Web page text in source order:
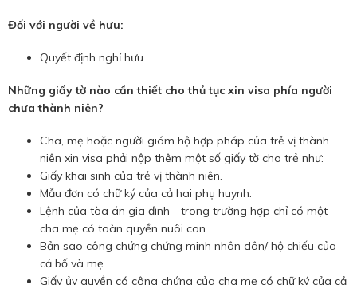
Đối với người về hưu:
Quyết định nghỉ hưu.
Những giấy tờ nào cần thiết cho thủ tục xin visa phía người
chưa thành niên?
Cha, mẹ hoặc người giám hộ hợp pháp của trẻ vị thành
niên xin visa phải nộp thêm một số giấy tờ cho trẻ như:
Giấy khai sinh của trẻ vị thành niên.
Mẫu đơn có chữ ký của cả hai phụ huynh.
Lệnh của tòa án gia đình - trong trường hợp chỉ có một
cha mẹ có toàn quyền nuôi con.
Bản sao công chứng chứng minh nhân dân/ hộ chiếu của
cả bố và mẹ.
Giấy ủy quyền có công chứng của cha mẹ có chữ ký của cả